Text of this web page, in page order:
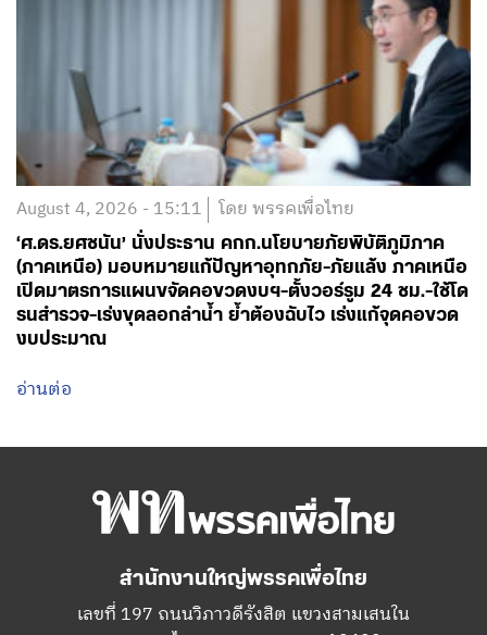
August 4, 2026 - 15:11 โดย พรรคเพื่อไทย
‘ศ.ดร.ยศชนัน’ นั่งประธาน คกก.นโยบายภัยพิบัติภูมิภาค
(ภาคเหนือ) มอบหมายแก้ปัญหาอุทกภัย-ภัยแล้ง ภาคเหนือ
เปิดมาตรการแผนขจัดคอขวดงบฯ-ตั้งวอร์รูม 24 ชม.-ใช้โด
รนสำรวจ-เร่งขุดลอกลำน้ำ ย้ำต้องฉับไว เร่งแก้จุดคอขวด
งบประมาณ
อ่านต่อ
สำนักงานใหญ่พรรคเพื่อไทย
เลขที่ 197 ถนนวิภาวดีรังสิต แขวงสามเสนใน